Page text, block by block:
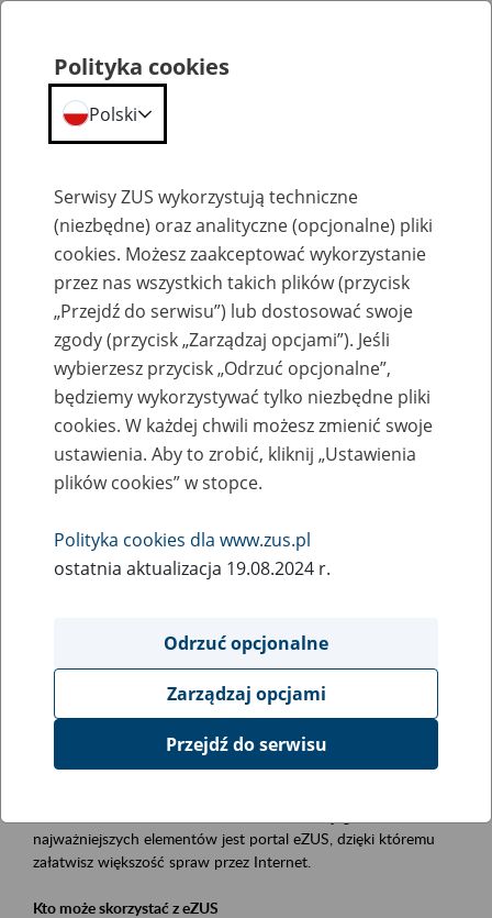
Szkolenia
Zaproś ZUS do siebie - zakładanie profili
eZUS w siedzibie Twojej firmy
Rodzaj wydarzenia
Szkolenia
Obszar merytoryczny
obsługa klientów
Opis wydarzenia
Platforma Usług Elektronicznych eZUS
najważniejszych elementów jest portal eZUS, dzięki któremu
załatwisz większość spraw przez Internet.
Kto może skorzystać z eZUS
Polityka cookies
Polski
Serwisy ZUS wykorzystują techniczne
(niezbędne) oraz analityczne (opcjonalne) pliki
cookies. Możesz zaakceptować wykorzystanie
przez nas wszystkich takich plików (przycisk
„Przejdź do serwisu”) lub dostosować swoje
zgody (przycisk „Zarządzaj opcjami”). Jeśli
wybierzesz przycisk „Odrzuć opcjonalne”,
będziemy wykorzystywać tylko niezbędne pliki
cookies. W każdej chwili możesz zmienić swoje
ustawienia. Aby to zrobić, kliknij „Ustawienia
plików cookies” w stopce.
Polityka cookies dla www.zus.pl
ostatnia aktualizacja 19.08.2024 r.
Odrzuć opcjonalne
Zarządzaj opcjami
Przejdź do serwisu